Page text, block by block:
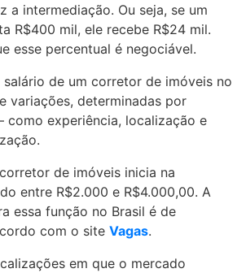
a intermediação. Ou seja, se um
R$400 mil, ele recebe R$24 mil.
esse percentual é negociável.
de um corretor de imóveis no
variações, determinadas por
como experiência, localização e
de imóveis inicia na
entre R$2.000 e R$4.000,00. A
essa função no Brasil é de
com o site Vagas.
em que o mercado